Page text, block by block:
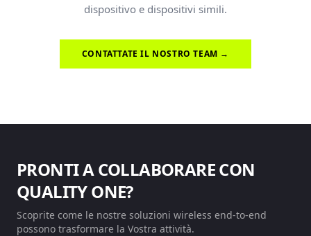
dispositivo e dispositivi simili.
CONTATTATE IL NOSTRO TEAM →
PRONTI A COLLABORARE CON
QUALITY ONE?
Scoprite come le nostre soluzioni wireless end-to-end
possono trasformare la Vostra attività.